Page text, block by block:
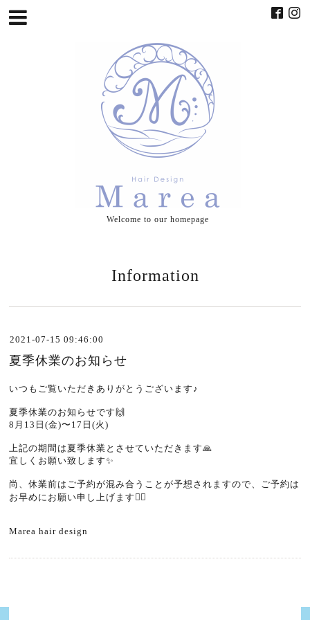
Welcome to our homepage
Information
2021-07-15 09:46:00
夏季休業のお知らせ
いつもご覧いただきありがとうございます♪
夏季休業のお知らせです🙌
8月13日(金)〜17日(火)
上記の期間は夏季休業とさせていただきます🙏
宜しくお願い致します✨
尚、休業前はご予約が混み合うことが予想されますので、ご予約は
お早めにお願い申し上げます🙇‍♂️
Marea hair design